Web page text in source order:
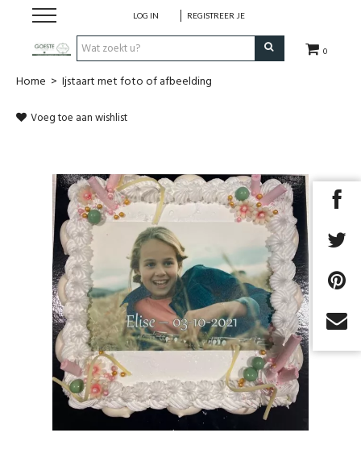
0
LOG IN REGISTREER JE
HOME
Huisgemaakt ijs
Streekwinkel
B2B
Cadeaubon
Home > Ijstaart met foto of afbeelding
Voeg toe aan wishlist
Next